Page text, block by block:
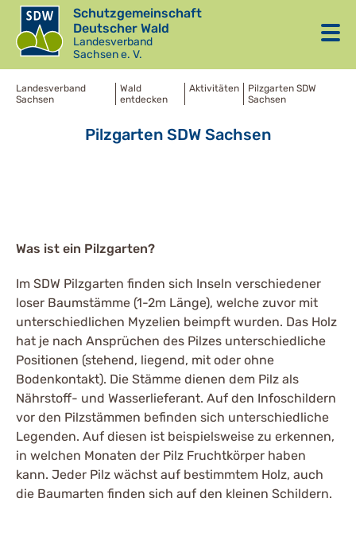
Schutzgemeinschaft
Deutscher Wald
Landesverband
Sachsen e. V.
Landesverband
Sachsen
Wald
entdecken
Aktivitäten
Pilzgarten SDW
Sachsen
Pilzgarten SDW Sachsen
Was ist ein Pilzgarten?
Im SDW Pilzgarten finden sich Inseln verschiedener
loser Baumstämme (1-2m Länge), welche zuvor mit
unterschiedlichen Myzelien beimpft wurden. Das Holz
hat je nach Ansprüchen des Pilzes unterschiedliche
Positionen (stehend, liegend, mit oder ohne
Bodenkontakt). Die Stämme dienen dem Pilz als
Nährstoff- und Wasserlieferant. Auf den Infoschildern
vor den Pilzstämmen befinden sich unterschiedliche
Legenden. Auf diesen ist beispielsweise zu erkennen,
in welchen Monaten der Pilz Fruchtkörper haben
kann. Jeder Pilz wächst auf bestimmtem Holz, auch
die Baumarten finden sich auf den kleinen Schildern.